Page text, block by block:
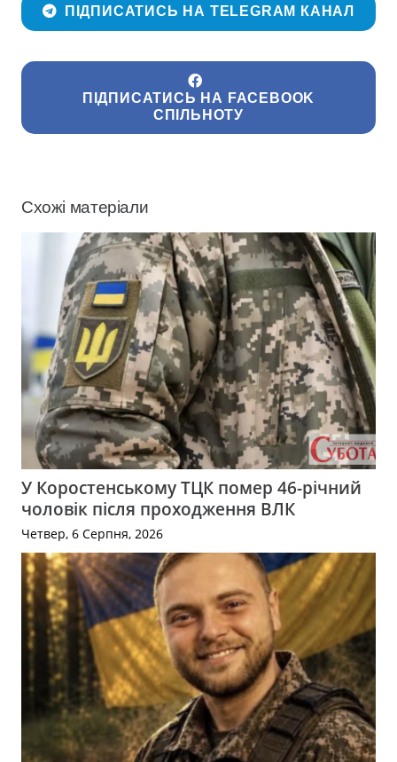
ПІДПИСАТИСЬ НА TELEGRAM КАНАЛ
ПІДПИСАТИСЬ НА FACEBOOK
СПІЛЬНОТУ
Схожі матеріали
У Коростенському ТЦК помер 46-річний
чоловік після проходження ВЛК
Четвер, 6 Серпня, 2026